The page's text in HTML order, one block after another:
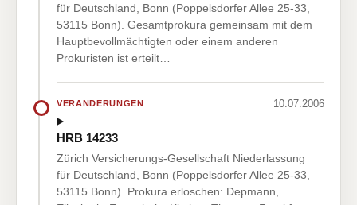
für Deutschland, Bonn (Poppelsdorfer Allee 25-33,
53115 Bonn). Gesamtprokura gemeinsam mit dem
Hauptbevollmächtigten oder einem anderen
Prokuristen ist erteilt…
VERÄNDERUNGEN 10.07.2006
HRB 14233
Zürich Versicherungs-Gesellschaft Niederlassung
für Deutschland, Bonn (Poppelsdorfer Allee 25-33,
53115 Bonn). Prokura erloschen: Depmann,